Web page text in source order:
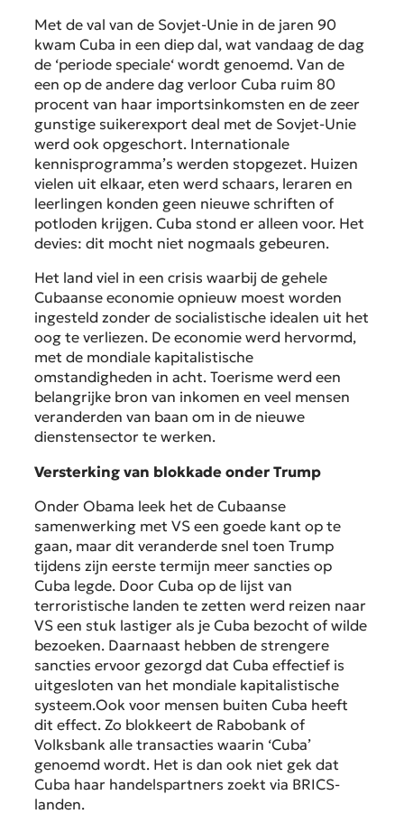
Met de val van de Sovjet-Unie in de jaren 90
kwam Cuba in een diep dal, wat vandaag de dag
de ‘periode speciale‘ wordt genoemd. Van de
een op de andere dag verloor Cuba ruim 80
procent van haar importsinkomsten en de zeer
gunstige suikerexport deal met de Sovjet-Unie
werd ook opgeschort. Internationale
kennisprogramma’s werden stopgezet. Huizen
vielen uit elkaar, eten werd schaars, leraren en
leerlingen konden geen nieuwe schriften of
potloden krijgen. Cuba stond er alleen voor. Het
devies: dit mocht niet nogmaals gebeuren.
Het land viel in een crisis waarbij de gehele
Cubaanse economie opnieuw moest worden
ingesteld zonder de socialistische idealen uit het
oog te verliezen. De economie werd hervormd,
met de mondiale kapitalistische
omstandigheden in acht. Toerisme werd een
belangrijke bron van inkomen en veel mensen
veranderden van baan om in de nieuwe
dienstensector te werken.
Versterking van blokkade onder Trump
Onder Obama leek het de Cubaanse
samenwerking met VS een goede kant op te
gaan, maar dit veranderde snel toen Trump
tijdens zijn eerste termijn meer sancties op
Cuba legde. Door Cuba op de lijst van
terroristische landen te zetten werd reizen naar
VS een stuk lastiger als je Cuba bezocht of wilde
bezoeken. Daarnaast hebben de strengere
sancties ervoor gezorgd dat Cuba effectief is
uitgesloten van het mondiale kapitalistische
systeem.Ook voor mensen buiten Cuba heeft
dit effect. Zo blokkeert de Rabobank of
Volksbank alle transacties waarin ‘Cuba’
genoemd wordt. Het is dan ook niet gek dat
Cuba haar handelspartners zoekt via BRICS-
landen.